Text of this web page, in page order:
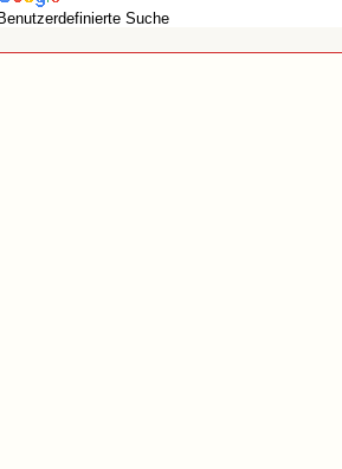
Benutzerdefinierte Suche